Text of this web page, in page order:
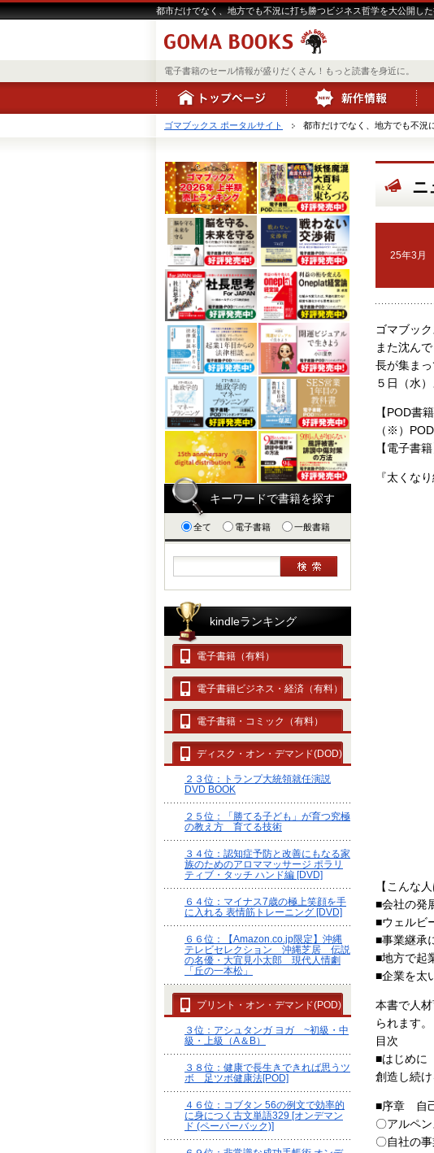
都市だけでなく、地方でも不況に打ち勝つビジネス哲学を大公開
電子書籍のセール情報が盛りだくさん！もっと読書を身近に。
ゴマブックス ポータルサイト 都市だけでなく、地方でも不況
ニ
25年3月
ゴマブッ
また沈ん
長が集ま
５日（水
【POD書
（※）
【電子書
『太くな
【こんな
■会社の発
■ウェルビ
■事業継承
■地方で起
■企業を太
本書で人
られます。
目次
■はじめに
創造し続
■序章 自
〇アルペ
〇自社の
キーワードで書籍を探す
全て 電子書籍 一般書籍
kindleランキング
電子書籍（有料）
電子書籍ビジネス・経済（有料）
電子書籍・コミック（有料）
ディスク・オン・デマンド(DOD)
２３位：トランプ大統領就任演説
DVD BOOK
２５位：「勝てる子ども」が育つ究極
の教え方 育てる技術
３４位：認知症予防と改善にもなる家
族のためのアロママッサージ ポラリ
ティブ・タッチ ハンド編 [DVD]
６４位：マイナス7歳の極上笑顔を手
に入れる 表情筋トレーニング [DVD]
６６位：【Amazon.co.jp限定】沖縄
テレビセレクション 沖縄芝居 伝説
の名優・大宜見小太郎 現代人情劇
「丘の一本松」
プリント・オン・デマンド(POD)
３位：アシュタンガ ヨガ ~初級・中
級・上級（A＆B）
３８位：健康で長生きできれば思うツ
ボ 足ツボ健康法[POD]
４６位：コブタン 56の例文で効率的
に身につく古文単語329 [オンデマン
ド (ペーパーバック)]